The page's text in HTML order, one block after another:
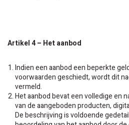
Artikel 4 – Het aanbod
Indien een aanbod een beperkte
voorwaarden geschiedt, wordt dit
vermeld.
Het aanbod bevat een volledige en
van de aangeboden producten,
De beschrijving is voldoende